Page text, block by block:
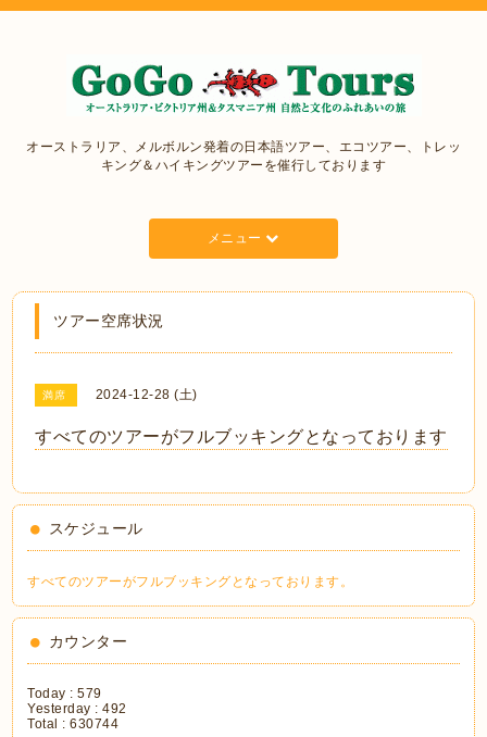
オーストラリア、メルボルン発着の日本語ツアー、エコツアー、トレッ
キング＆ハイキングツアーを催行しております
メニュー
ツアー空席状況
満席 2024-12-28 (土)
すべてのツアーがフルブッキングとなっております
スケジュール
すべてのツアーがフルブッキングとなっております。
カウンター
Today :579
Yesterday :492
Total :630744